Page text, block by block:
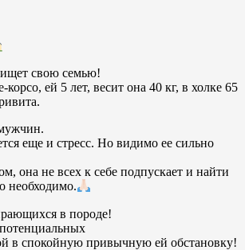
ищет свою семью!
ей 5 лет, весит она 40 кг, в холке 65
еще и стресс. Но видимо ее сильно
она не всех к себе подпускает и найти
необходимо.
в породе!
в спокойную привычную ей обстановку!